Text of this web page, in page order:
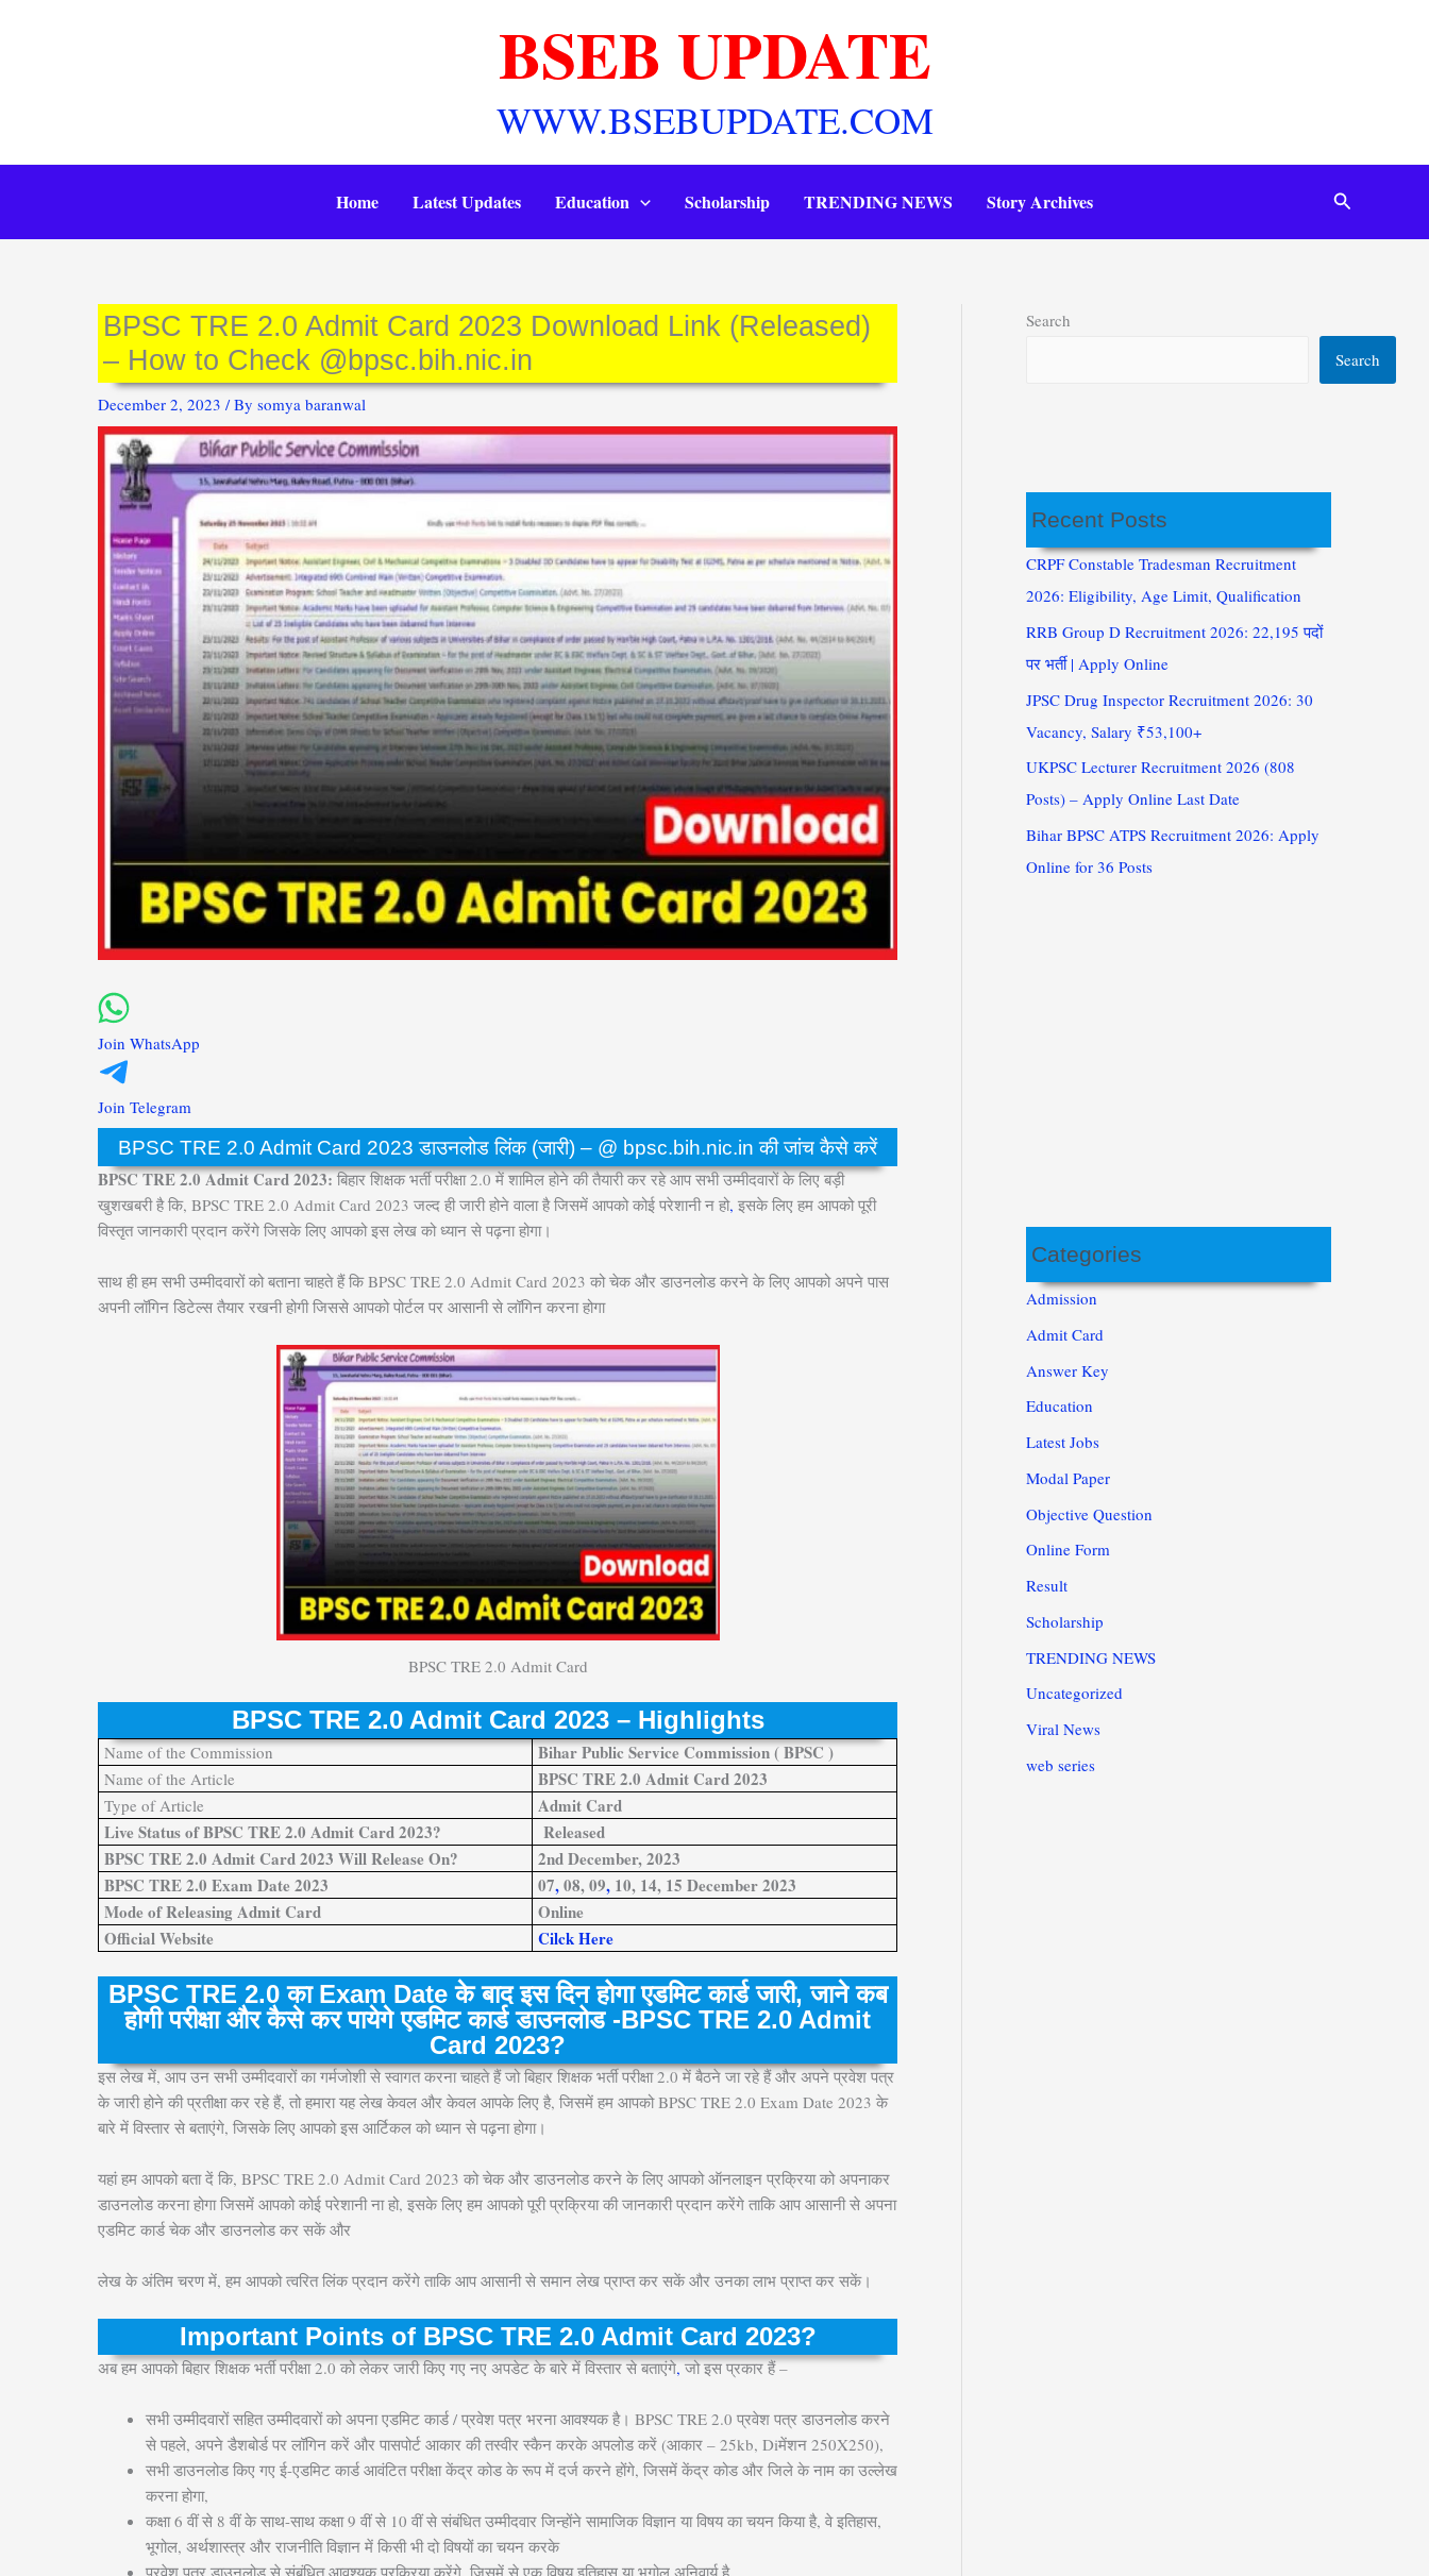
BSEB UPDATE
WWW.BSEBUPDATE.COM
Home Latest Updates Education Scholarship TRENDING NEWS Story Archives Search
BPSC TRE 2.0 Admit Card 2023 Download Link (Released)
– How to Check @bpsc.bih.nic.in
December 2, 2023 / By somya baranwal
Join WhatsApp
Join Telegram
BPSC TRE 2.0 Admit Card 2023 डाउनलोड लिंक (जारी) – @ bpsc.bih.nic.in की जांच कैसे करें
BPSC TRE 2.0 Admit Card 2023:बिहार शिक्षक भर्ती परीक्षा 2.0 में शामिल होने की तैयारी कर रहे आप सभी उम्मीदवारों के लिए बड़ी
खुशखबरी है कि, BPSC TRE 2.0 Admit Card 2023 जल्द ही जारी होने वाला है जिसमें आपको कोई परेशानी न हो, इसके लिए हम आपको पूरी
विस्तृत जानकारी प्रदान करेंगे जिसके लिए आपको इस लेख को ध्यान से पढ़ना होगा।
साथ ही हम सभी उम्मीदवारों को बताना चाहते हैं कि BPSC TRE 2.0 Admit Card 2023 को चेक और डाउनलोड करने के लिए आपको अपने पास
अपनी लॉगिन डिटेल्स तैयार रखनी होगी जिससे आपको पोर्टल पर आसानी से लॉगिन करना होगा
BPSC TRE 2.0 Admit Card
BPSC TRE 2.0 Admit Card 2023 – Highlights
Name of the Commission Bihar Public Service Commission ( BPSC )
Name of the Article BPSC TRE 2.0 Admit Card 2023
Type of Article
Admit Card
Live Status of BPSC TRE 2.0 Admit Card 2023?
Released
BPSC TRE 2.0 Admit Card 2023 Will Release On?
2nd December, 2023
BPSC TRE 2.0 Exam Date 2023
07,08, 09, 10, 14, 15 December 2023
Mode of Releasing Admit Card
Online
Official Website
Cilck Here
BPSC TRE 2.0 का Exam Date के बाद इस दिन होगा एडमिट कार्ड जारी, जाने कब
होगी परीक्षा और कैसे कर पायेगे एडमिट कार्ड डाउनलोड -BPSC TRE 2.0 Admit
Card 2023?
इस लेख में, आप उन सभी उम्मीदवारों का गर्मजोशी से स्वागत करना चाहते हैं जो बिहार शिक्षक भर्ती परीक्षा 2.0 में बैठने जा रहे हैं और अपने प्रवेश पत्र
के जारी होने की प्रतीक्षा कर रहे हैं, तो हमारा यह लेख केवल और केवल आपके लिए है, जिसमें हम आपको BPSC TRE 2.0 Exam Date 2023 के
बारे में विस्तार से बताएंगे, जिसके लिए आपको इस आर्टिकल को ध्यान से पढ़ना होगा।
यहां हम आपको बता दें कि, BPSC TRE 2.0 Admit Card 2023 को चेक और डाउनलोड करने के लिए आपको ऑनलाइन प्रक्रिया को अपनाकर
डाउनलोड करना होगा जिसमें आपको कोई परेशानी ना हो, इसके लिए हम आपको पूरी प्रक्रिया की जानकारी प्रदान करेंगे ताकि आप आसानी से अपना
एडमिट कार्ड चेक और डाउनलोड कर सकें और
लेख के अंतिम चरण में, हम आपको त्वरित लिंक प्रदान करेंगे ताकि आप आसानी से समान लेख प्राप्त कर सकें और उनका लाभ प्राप्त कर सकें।
Important Points of BPSC TRE 2.0 Admit Card 2023?
अब हम आपको बिहार शिक्षक भर्ती परीक्षा 2.0 को लेकर जारी किए गए नए अपडेट के बारे में विस्तार से बताएंगे,जो इस प्रकार हैं –
सभी उम्मीदवारों सहित उम्मीदवारों को अपना एडमिट कार्ड / प्रवेश पत्र भरना आवश्यक है। BPSC TRE 2.0 प्रवेश पत्र डाउनलोड करने
से पहले, अपने डैशबोर्ड पर लॉगिन करें और पासपोर्ट आकार की तस्वीर स्कैन करके अपलोड करें (आकार – 25kb, Diमेंशन 250X250),
सभी डाउनलोड किए गए ई-एडमिट कार्ड आवंटित परीक्षा केंद्र कोड के रूप में दर्ज करने होंगे, जिसमें केंद्र कोड और जिले के नाम का उल्लेख
करना होगा,
कक्षा 6 वीं से 8 वीं के साथ-साथ कक्षा 9 वीं से 10 वीं से संबंधित उम्मीदवार जिन्होंने सामाजिक विज्ञान या विषय का चयन किया है, वे इतिहास,
भूगोल, अर्थशास्त्र और राजनीति विज्ञान में किसी भी दो विषयों का चयन करके
प्रवेश पत्र डाउनलोड से संबंधित आवश्यक प्रक्रिया करेंगे, जिसमें से एक विषय इतिहास या भूगोल अनिवार्य है,
Search
Search
Recent Posts
CRPF Constable Tradesman Recruitment
2026: Eligibility, Age Limit, Qualification
RRB Group D Recruitment 2026: 22,195 पदों
पर भर्ती | Apply Online
JPSC Drug Inspector Recruitment 2026: 30
Vacancy, Salary ₹53,100+
UKPSC Lecturer Recruitment 2026 (808
Posts) – Apply Online Last Date
Bihar BPSC ATPS Recruitment 2026: Apply
Online for 36 Posts
Categories
Admission
Admit Card
Answer Key
Education
Latest Jobs
Modal Paper
Objective Question
Online Form
Result
Scholarship
TRENDING NEWS
Uncategorized
Viral News
web series